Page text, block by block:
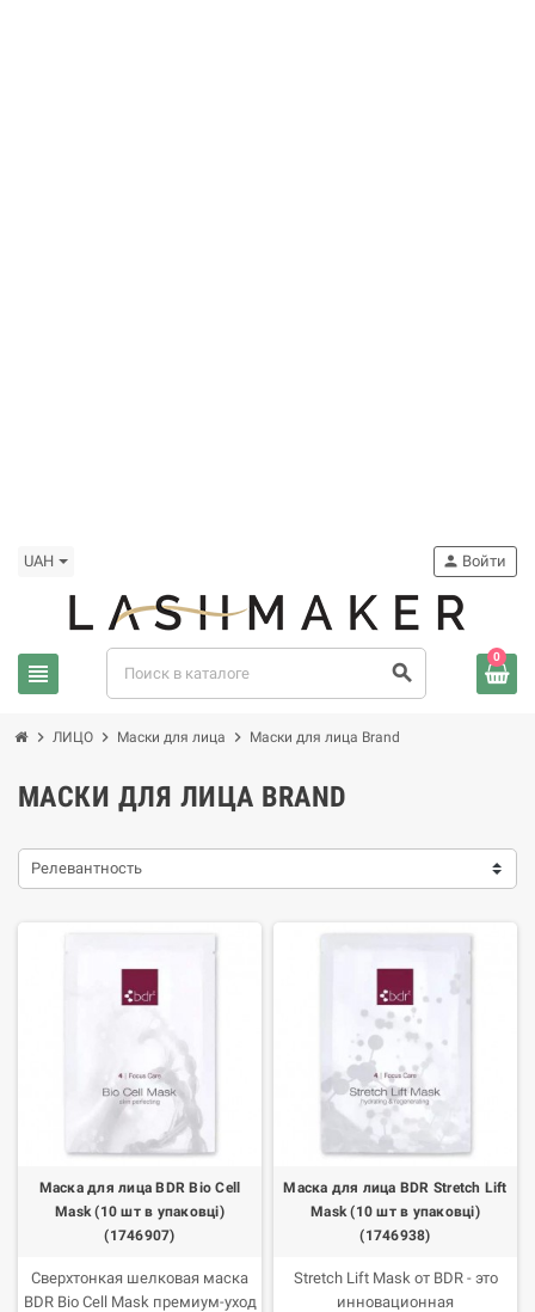
UAH
view_headline search
person Войти
0
chevron_right ЛИЦО chevron_right Маски для лица chevron_right Маски для лица Brand
МАСКИ ДЛЯ ЛИЦА BRAND
Релевантность
Маска для лица BDR Bio Cell
Mask (10 шт в упаковці)
(1746907)
Сверхтонкая шелковая маска
BDR Bio Cell Mask премиум-уход
Маска для лица BDR Stretch Lift
Mask (10 шт в упаковці)
(1746938)
Stretch Lift Mask от BDR - это
инновационная